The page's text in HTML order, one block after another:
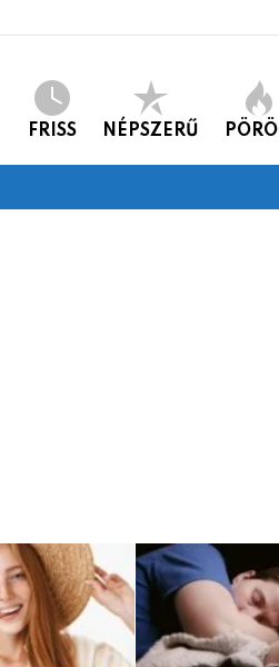
FRISS NÉPSZERŰ